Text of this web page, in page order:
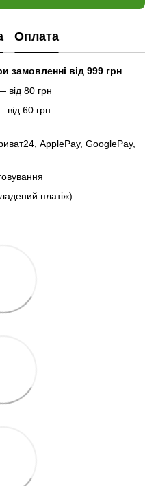
Оплата
замовленні від 999 грн
від 80 грн
60 грн
ApplePay, GooglePay,
платіж)